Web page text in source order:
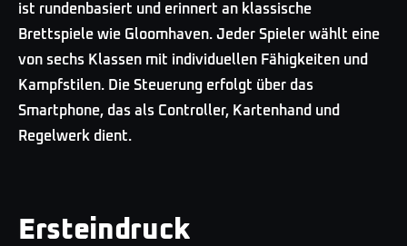
ist rundenbasiert und erinnert an klassische
Brettspiele wie Gloomhaven. Jeder Spieler wählt eine
von sechs Klassen mit individuellen Fähigkeiten und
Kampfstilen. Die Steuerung erfolgt über das
Smartphone, das als Controller, Kartenhand und
Regelwerk dient.
Ersteindruck